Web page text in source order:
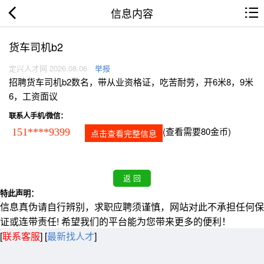
信息内容
货车司机b2
定兴人才网 2026.08.06 举报
招聘货车司机b2数名，带从业资格证，吃苦耐劳，开6米8，9米
6，工资面议
联系人手机/微信：
151****9399 点击查看完整信息 (查看需要80金币)
特此声明：
信息真伪请自行辨别，求职应聘须谨慎，网站对此不承担任何保
证或连带责任! 希望我们的平台能为您带来更多的便利！
[联系客服] [最新找人才]